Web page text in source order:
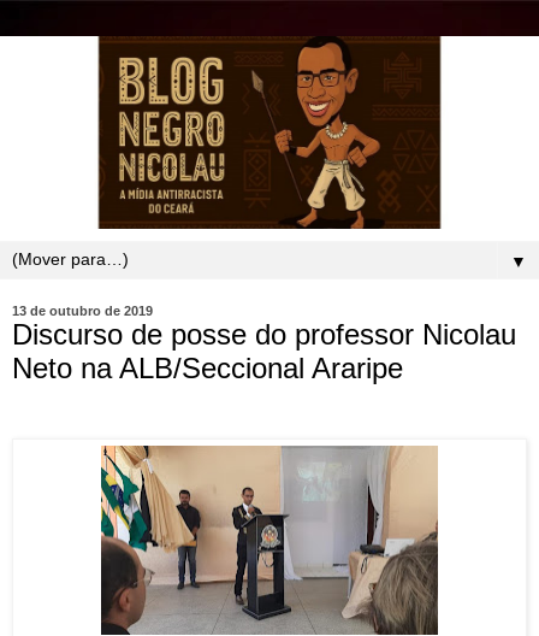
▼
13 de outubro de 2019
Discurso de posse do professor Nicolau
Neto na ALB/Seccional Araripe